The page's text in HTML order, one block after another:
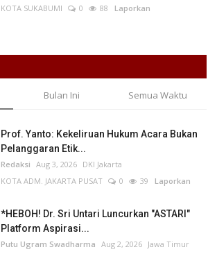
KOTA SUKABUMI
0 88 Laporkan
Bulan Ini Semua Waktu
Prof. Yanto: Kekeliruan Hukum Acara Bukan
Pelanggaran Etik...
Redaksi Aug 3, 2026 DKI Jakarta
KOTA ADM. JAKARTA PUSAT
0 39 Laporkan
*HEBOH! Dr. Sri Untari Luncurkan "ASTARI"
Platform Aspirasi...
Putu Ugram Swadharma Aug 2, 2026 Jawa Timur